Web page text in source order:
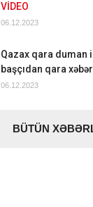
VİDEO
06.12.2023
Qazax qara duman
başçıdan qara
06.12.2023
BÜTÜN